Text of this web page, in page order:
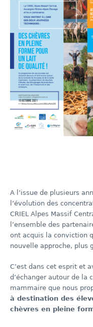
A l’issue de plusieurs
l’évolution des
CRIEL Alpes Massif
l’ensemble des
ont acquis la conviction
nouvelle approche, plus
C’est dans cet esprit et
d’échanger autour de la
mammaire que nous
à destination des
chèvres en pleine